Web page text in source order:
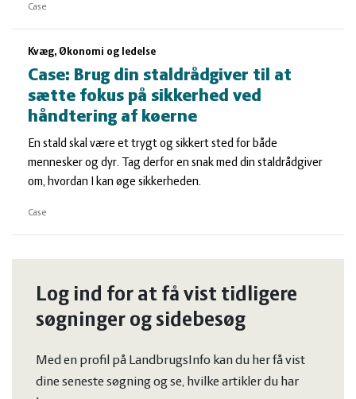
Case
Kvæg, Økonomi og ledelse
Case: Brug din staldrådgiver til at
sætte fokus på sikkerhed ved
håndtering af køerne
En stald skal være et trygt og sikkert sted for både
mennesker og dyr. Tag derfor en snak med din staldrådgiver
om, hvordan I kan øge sikkerheden.
Case
Log ind for at få vist tidligere
søgninger og sidebesøg
Med en profil på LandbrugsInfo kan du her få vist
dine seneste søgning og se, hvilke artikler du har